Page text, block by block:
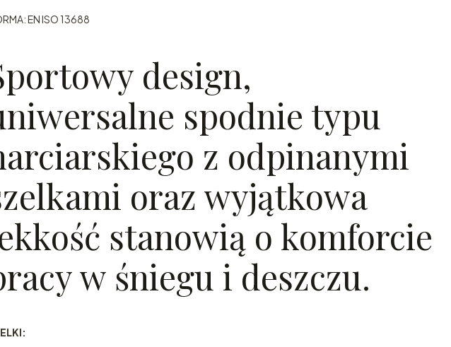
EN ISO 13688
design,
spodnie typu
z odpinanymi
oraz wyjątkowa
stanowią o komforcie
w śniegu i deszczu.